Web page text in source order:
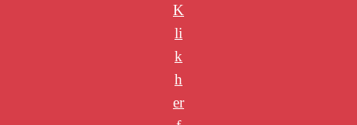
K
li
k
h
er